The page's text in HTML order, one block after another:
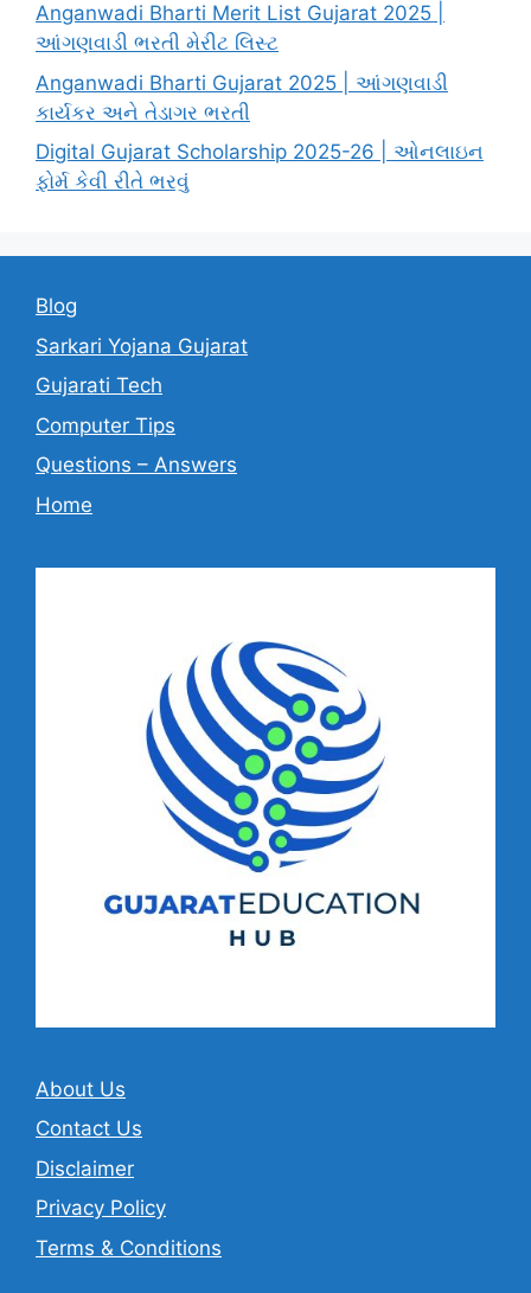
Anganwadi Bharti Merit List Gujarat 2025 |
આંગણવાડી ભરતી મેરીટ લિસ્ટ
Anganwadi Bharti Gujarat 2025 | આંગણવાડી
કાર્યકર અને તેડાગર ભરતી
Digital Gujarat Scholarship 2025-26 | ઓનલાઇન
ફોર્મ કેવી રીતે ભરવું
Blog
Sarkari Yojana Gujarat
Gujarati Tech
Computer Tips
Questions – Answers
Home
About Us
Contact Us
Disclaimer
Privacy Policy
Terms & Conditions